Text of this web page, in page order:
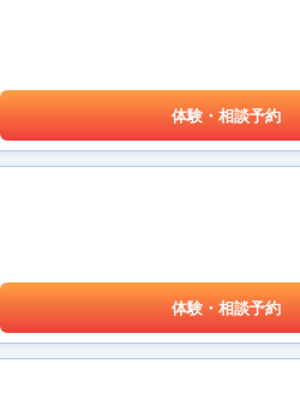
体験・相談予約
体験・相談予約